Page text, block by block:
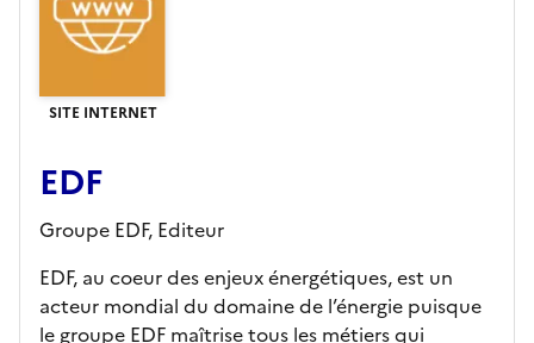
SITE INTERNET
EDF
Groupe EDF, Editeur
EDF, au coeur des enjeux énergétiques, est un
acteur mondial du domaine de l’énergie puisque
le groupe EDF maîtrise tous les métiers qui